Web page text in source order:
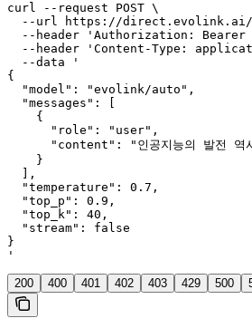
curl --request POST \
--url https://
--header 'Authorization: Bearer
--header 'Content-Type:
  --data '
{
  "model": "evolink/auto",
  "messages": [
    {
      "role": "user",
"content": "인공지능의 발전 역
    }
  ],
  "temperature": 0.7,
  "top_p": 0.9,
  "top_k": 40,
  "stream": false
}
'
200 400 401 402 403 429 500